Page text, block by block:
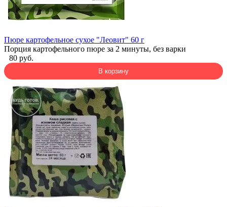
Пюре картофельное сухое "Леовит" 60 г
Порция картофельного пюре за 2 минуты, без варки
80 руб.
В корзину